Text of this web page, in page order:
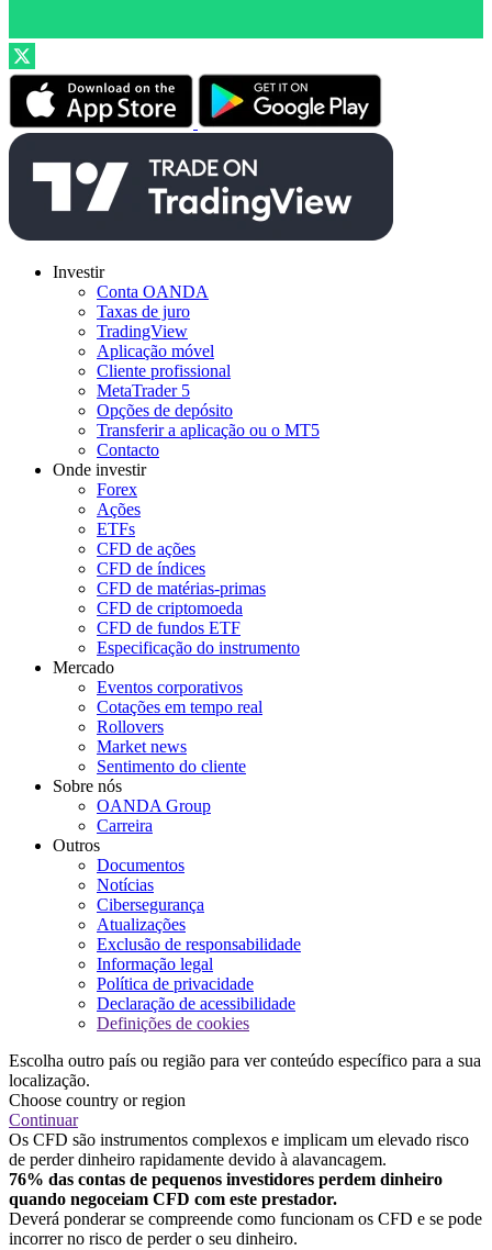
Investir
Conta OANDA
Taxas de juro
TradingView
Aplicação móvel
Cliente profissional
MetaTrader 5
Opções de depósito
Transferir a aplicação ou o MT5
Contacto
Onde investir
Forex
Ações
ETFs
CFD de ações
CFD de índices
CFD de matérias-primas
CFD de criptomoeda
CFD de fundos ETF
Especificação do instrumento
Mercado
Eventos corporativos
Cotações em tempo real
Rollovers
Market news
Sentimento do cliente
Sobre nós
OANDA Group
Carreira
Outros
Documentos
Notícias
Cibersegurança
Atualizações
Exclusão de responsabilidade
Informação legal
Política de privacidade
Declaração de acessibilidade
Definições de cookies
Escolha outro país ou região para ver conteúdo específico para a sua
localização.
Choose country or region
Continuar
Os CFD são instrumentos complexos e implicam um elevado risco
de perder dinheiro rapidamente devido à alavancagem.
76% das contas de pequenos investidores perdem dinheiro
quando negoceiam CFD com este prestador.
Deverá ponderar se compreende como funcionam os CFD e se pode
incorrer no risco de perder o seu dinheiro.